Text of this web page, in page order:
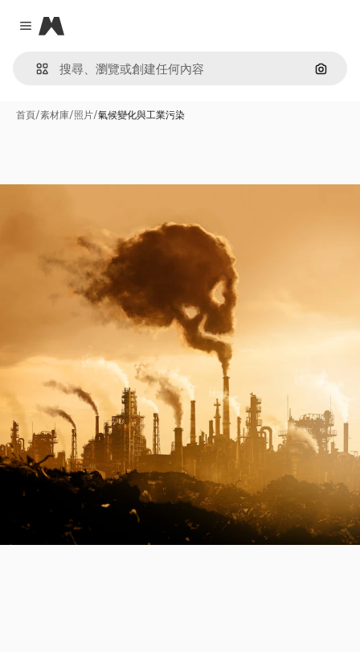
Close menu
Magnific
通過圖
首頁/素材庫/照片/氣候變化與工業污染